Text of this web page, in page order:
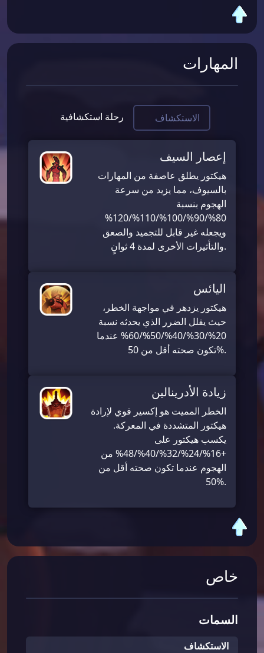
المهارات
الاستكشاف رحلة استكشافية
إعصار السيف
هيكتور يطلق عاصفة من المهارات
بالسيوف، مما يزيد من سرعة
الهجوم بنسبة
80%/90%/100%/110%/120%
ويجعله غير قابل للتجميد والصعق
والتأثيرات الأخرى لمدة 4 ثوانٍ.
اليائس
هيكتور يزدهر في مواجهة الخطر،
حيث يقلل الضرر الذي يحدثه نسبة
20%/30%/40%/50%/60% عندما
تكون صحته أقل من 50%.
زيادة الأدرينالين
الخطر المميت هو إكسير قوي لإرادة
هيكتور المتشددة في المعركة.
يكسب هيكتور على
+16%/24%/32%/40%/48% من
الهجوم عندما تكون صحته أقل من
50%.
خاص
السمات
الاستكشاف